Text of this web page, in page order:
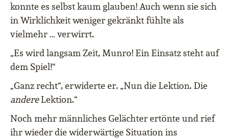
konnte es selbst kaum glauben! Auch wenn sie sich
in Wirklichkeit weniger gekränkt fühlte als
vielmehr … verwirrt.
„Es wird langsam Zeit, Munro! Ein Einsatz steht auf
dem Spiel!“
„Ganz recht“, erwiderte er. „Nun die Lektion. Die
andereLektion.“
Noch mehr männliches Gelächter ertönte und rief
ihr wieder die widerwärtige Situation ins